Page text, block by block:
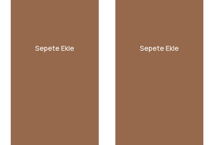
Sepete Ekle Sepete Ekle